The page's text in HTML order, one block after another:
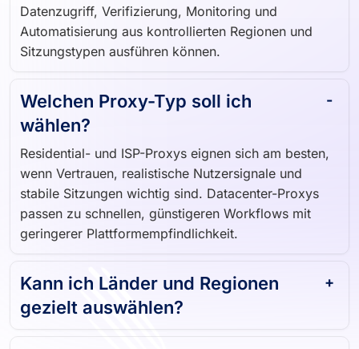
Datenzugriff, Verifizierung, Monitoring und
Automatisierung aus kontrollierten Regionen und
Sitzungstypen ausführen können.
Welchen Proxy-Typ soll ich
wählen?
Residential- und ISP-Proxys eignen sich am besten,
wenn Vertrauen, realistische Nutzersignale und
stabile Sitzungen wichtig sind. Datacenter-Proxys
passen zu schnellen, günstigeren Workflows mit
geringerer Plattformempfindlichkeit.
Kann ich Länder und Regionen
gezielt auswählen?